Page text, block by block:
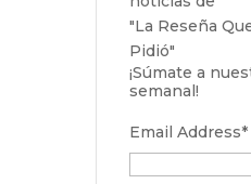
"La Reseña
Pidió"
¡Súmate a
semanal!
Email Address*